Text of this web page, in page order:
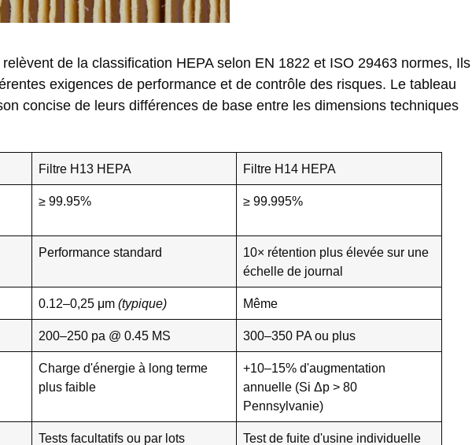
de la classification HEPA selon EN 1822 et ISO 29463 normes, Ils
exigences de performance et de contrôle des risques. Le tableau
concise de leurs différences de base entre les dimensions techniques
Filtre H13 HEPA Filtre H14 HEPA
≥ 99.95% ≥ 99.995%
Performance standard
10× rétention plus élevée sur une
échelle de journal
0.12–0,25 μm(typique) Même
200–250 pa @ 0.45 MS 300–350 PA ou plus
Charge d'énergie à long terme
plus faible
+10–15% d'augmentation
annuelle (Si Δp > 80
Pennsylvanie)
Tests facultatifs ou par lots
Test de fuite d'usine individuelle